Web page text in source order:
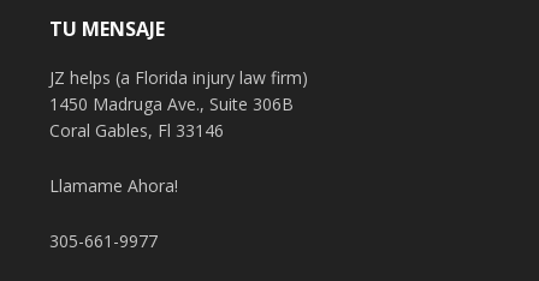
TU MENSAJE
JZ helps (a Florida injury law firm)
1450 Madruga Ave., Suite 306B
Coral Gables, Fl 33146
Llamame Ahora!
305-661-9977